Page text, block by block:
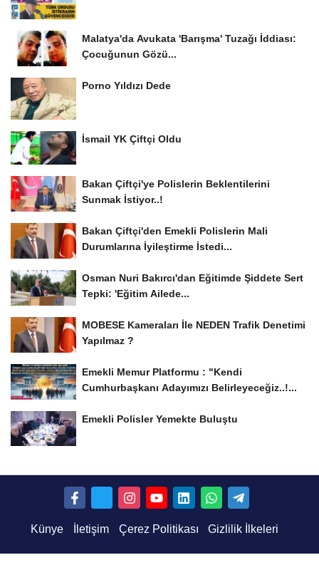
Malatya'da Avukata 'Barışma' Tuzağı İddiası:
Çocuğunun Gözü...
Porno Yıldızı Dede
İsmail YK Çiftçi Oldu
Bakan Çiftçi'ye Polislerin Beklentilerini
Sunmak İstiyor..!
Bakan Çiftçi'den Emekli Polislerin Mali
Durumlarına İyileştirme İstedi...
Osman Nuri Bakırcı'dan Eğitimde Şiddete Sert
Tepki: 'Eğitim Ailede...
MOBESE Kameraları İle NEDEN Trafik Denetimi
Yapılmaz ?
Emekli Memur Platformu : "Kendi
Cumhurbaşkanı Adayımızı Belirleyeceğiz..!...
Emekli Polisler Yemekte Buluştu
Künye İletişim Çerez Politikası Gizlilik İlkeleri